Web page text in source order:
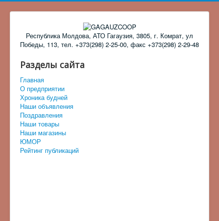
Республика Молдова, АТО Гагаузия, 3805, г. Комрат, ул
Победы, 113, тел. +373(298) 2-25-00, факс +373(298) 2-29-48
Разделы сайта
Главная
О предприятии
Хроника будней
Наши объявления
Поздравления
Наши товары
Наши магазины
ЮМОР
Рейтинг публикаций